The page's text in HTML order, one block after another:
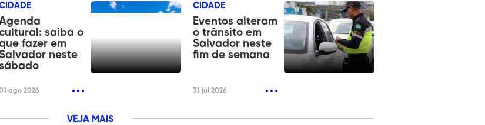
saiba o
fazer em
neste
ago 2026
CIDADE
Eventos alteram
o trânsito em
Salvador neste
fim de semana
31 jul 2026
VEJA MAIS